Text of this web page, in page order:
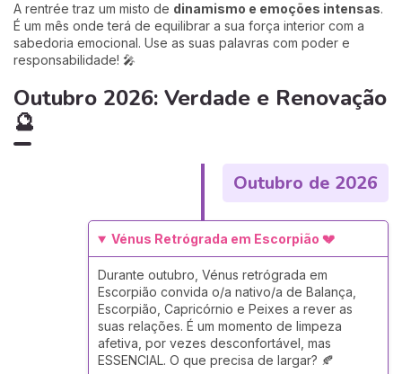
A rentrée traz um misto de dinamismo e emoções intensas.
É um mês onde terá de equilibrar a sua força interior com a
sabedoria emocional. Use as suas palavras com poder e
responsabilidade! 🎤
Outubro 2026: Verdade e Renovação
🔮
Outubro de 2026
Vénus Retrógrada em Escorpião 💔
Durante outubro, Vénus retrógrada em
Escorpião convida o/a nativo/a de Balança,
Escorpião, Capricórnio e Peixes a rever as
suas relações. É um momento de limpeza
afetiva, por vezes desconfortável, mas
ESSENCIAL. O que precisa de largar? 🍂